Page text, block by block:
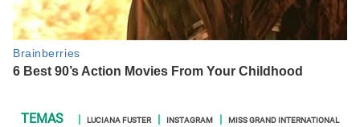
LUCIANA FUSTER INSTAGRAM
MISS GRAND INTERNATIONAL